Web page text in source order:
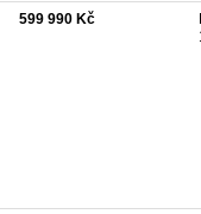
599 990 Kč